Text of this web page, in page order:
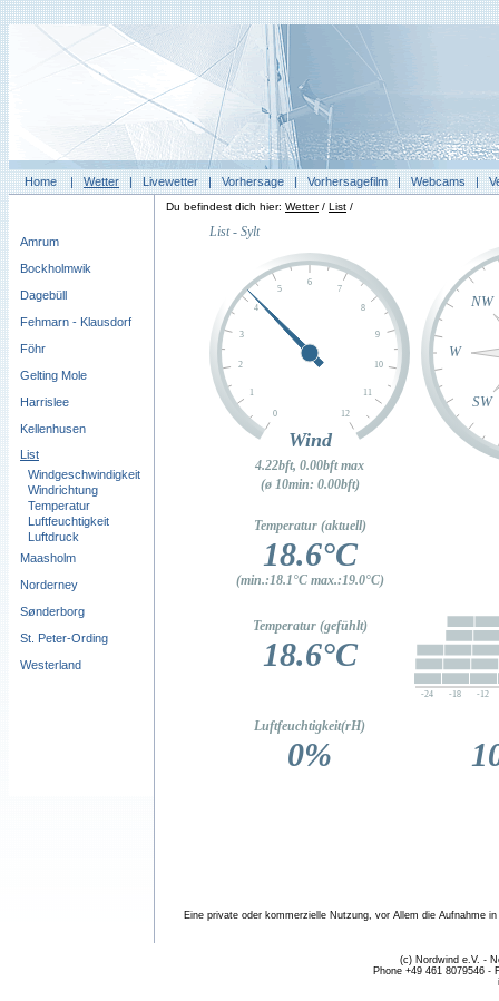
Home|Wetter|Livewetter|Vorhersage|Vorhersagefilm|Webcams|
Amrum
Bockholmwik
Dagebüll
Fehmarn - Klausdorf
Föhr
Gelting Mole
Harrislee
Kellenhusen
List
Windgeschwindigkeit
Windrichtung
Temperatur
Luftfeuchtigkeit
Luftdruck
Maasholm
Norderney
Sønderborg
St. Peter-Ording
Westerland
Du befindest dich hier: Wetter/ List /
Eine private oder kommerzielle Nutzung, vor Allem die Aufnahme
(c) Nordwind e.V. -
Phone +49 461 8079546 -